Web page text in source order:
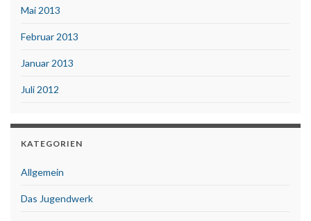
Mai 2013
Februar 2013
Januar 2013
Juli 2012
KATEGORIEN
Allgemein
Das Jugendwerk